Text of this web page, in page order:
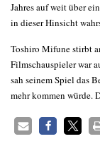
Jahres auf weit über
in dieser Hinsicht
Toshiro Mifune stirbt
Filmschauspieler war
sah seinem Spiel das
mehr kommen würde.